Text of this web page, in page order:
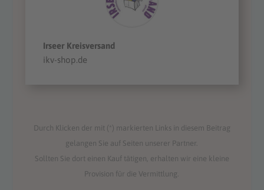
Irseer Kreisversand
ikv-shop.de
Durch Klicken der mit (*) markierten Links in diesem Beitrag
gelangen Sie auf Seiten unserer Partner.
Sollten Sie dort einen Kauf tätigen, erhalten wir eine kleine
Provision für die Vermittlung.